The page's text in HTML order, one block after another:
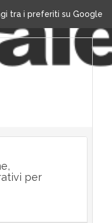
tra i preferiti su Google
per